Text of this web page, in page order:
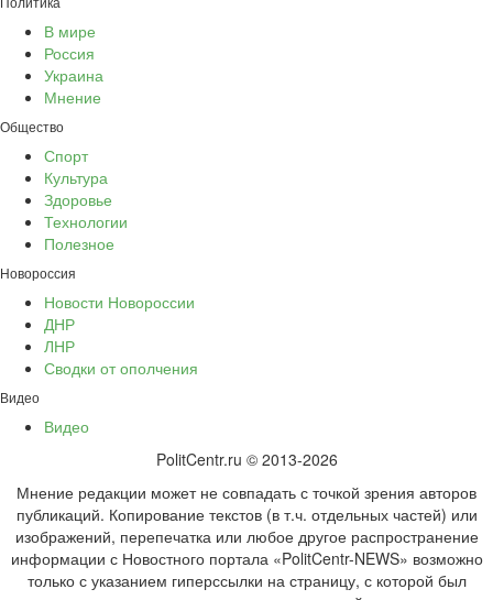
В мире
Россия
Украина
Мнение
Общество
Спорт
Культура
Здоровье
Технологии
Полезное
Новороссия
Новости Новороссии
ДНР
ЛНР
Сводки от ополчения
Видео
Видео
PolitCentr.ru © 2013-2026
Мнение редакции может не совпадать с точкой зрения авторов
публикаций. Копирование текстов (в т.ч. отдельных частей) или
изображений, перепечатка или любое другое распространение
информации с Новостного портала «PolitCentr-NEWS» возможно
только с указанием гиперссылки на страницу, с которой был